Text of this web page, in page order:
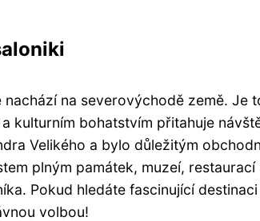
na severovýchodě země. Je
kulturním bohatstvím přitahuje
Velikého a bylo důležitým
plným památek, muzeí,
Pokud hledáte fascinující
volbou!